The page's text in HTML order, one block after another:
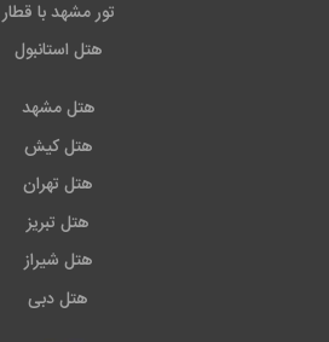
تور مشهد با قطار
هتل استانبول
هتل مشهد
هتل کیش
هتل تهران
هتل تبریز
هتل شیراز
هتل دبی